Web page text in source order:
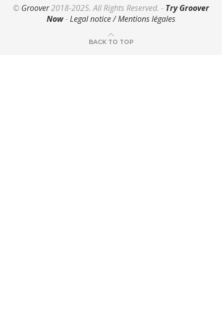
© Groover2018-2025. All Rights Reserved. - Try Groover
Now-Legal notice / Mentions légales
BACK TO TOP